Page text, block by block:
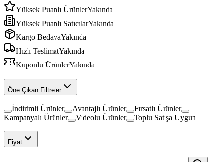
Yüksek Puanlı ÜrünlerYakında
Yüksek Puanlı SatıcılarYakında
Kargo BedavaYakında
Hızlı TeslimatYakında
Kuponlu ÜrünlerYakında
Öne Çıkan Filtreler
İndirimli Ürünler Avantajlı Ürünler
Fırsatlı Ürünler
Kampanyalı Ürünler
Videolu Ürünler Toplu Satışa Uygun
Fiyat